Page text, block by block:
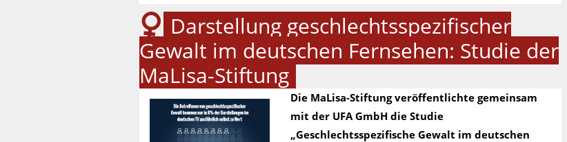
Darstellung geschlechtsspezifischer
Gewalt im deutschen Fernsehen: Studie der
MaLisa-Stiftung
Die MaLisa-Stiftung veröffentlichte gemeinsam
mit der UFA GmbH die Studie
„Geschlechtsspezifische Gewalt im deutschen